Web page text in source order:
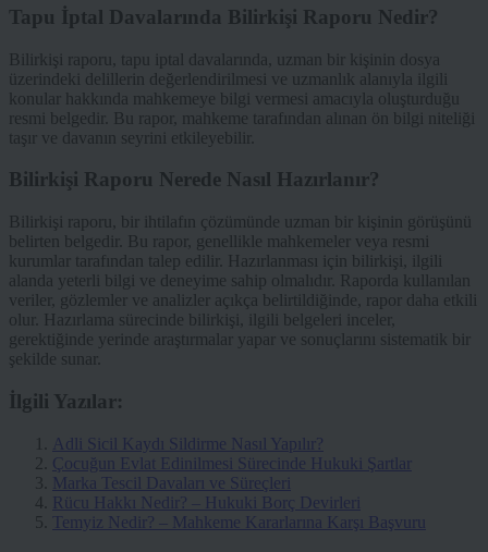
Tapu İptal Davalarında Bilirkişi Raporu Nedir?
Bilirkişi raporu, tapu iptal davalarında, uzman bir kişinin dosya
üzerindeki delillerin değerlendirilmesi ve uzmanlık alanıyla ilgili
konular hakkında mahkemeye bilgi vermesi amacıyla oluşturduğu
resmi belgedir. Bu rapor, mahkeme tarafından alınan ön bilgi niteliği
taşır ve davanın seyrini etkileyebilir.
Bilirkişi Raporu Nerede Nasıl Hazırlanır?
Bilirkişi raporu, bir ihtilafın çözümünde uzman bir kişinin görüşünü
belirten belgedir. Bu rapor, genellikle mahkemeler veya resmi
kurumlar tarafından talep edilir. Hazırlanması için bilirkişi, ilgili
alanda yeterli bilgi ve deneyime sahip olmalıdır. Raporda kullanılan
veriler, gözlemler ve analizler açıkça belirtildiğinde, rapor daha etkili
olur. Hazırlama sürecinde bilirkişi, ilgili belgeleri inceler,
gerektiğinde yerinde araştırmalar yapar ve sonuçlarını sistematik bir
şekilde sunar.
İlgili Yazılar:
Adli Sicil Kaydı Sildirme Nasıl Yapılır?
Çocuğun Evlat Edinilmesi Sürecinde Hukuki Şartlar
Marka Tescil Davaları ve Süreçleri
Rücu Hakkı Nedir? – Hukuki Borç Devirleri
Temyiz Nedir? – Mahkeme Kararlarına Karşı Başvuru